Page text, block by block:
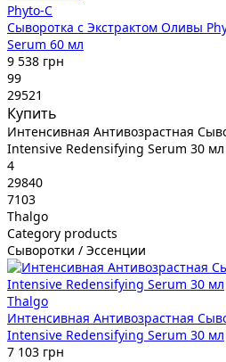
Phyto-C
Сыворотка с Экстрактом Оливы
Serum 60 мл
9 538 грн
99
29521
Купить
Интенсивная Антивозрастная
Intensive Redensifying Serum 30 мл
4
29840
7103
Thalgo
Category products
Сыворотки / Эссенции
Thalgo
Интенсивная Антивозрастная
Intensive Redensifying Serum 30 мл
7 103 грн